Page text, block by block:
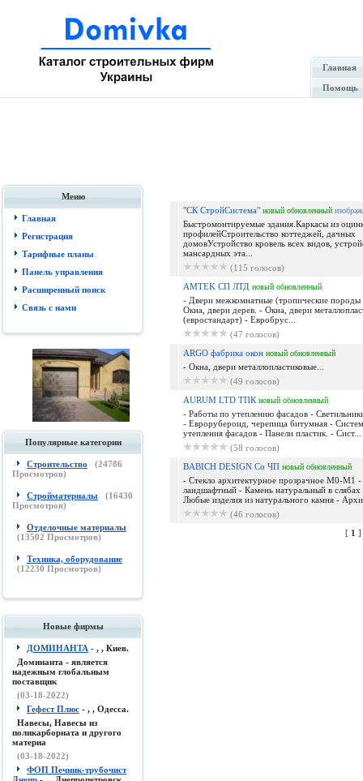
Главная
Помощь
Меню
Главная
Регистрация
Тарифные планы
Панель управления
Расширенный поиск
Связь с нами
Популярные категории
Строительство (24786
Просмотров)
Стройматериалы (16430
Просмотров)
Отделочные материалы
(13502 Просмотров)
Техника, оборудование
(12230 Просмотров)
Новые фирмы
ДОМИНАНТА - , , Киев.
Доминанта - является
надежным глобальным
поставщик
(03-18-2022)
Гефест Плюс - , , Одесса.
Навесы, Навесы из
поликарборната и другого
материа
(03-18-2022)
ФОП Печник-трубочист
"СК СтройСистема" новый обновленный
Быстромонтируемые здания.Каркасы из
профилейСтроительство коттеджей, дачных
домовУстройство кровель всех видов,
мансардных эта...
(115 голосов)
AMTEK СП ЛТД новый обновленный
- Двери межкомнатные (тропические породы
Окна, двери дерев. - Окна, двери
(евростандарт) - Евробрус...
(47 голосов)
ARGO фабрика окон новый обновленный
- Окна, двери металлопластиковые...
(49 голосов)
AURUM LTD ТПК новый обновленный
- Работы по утеплению фасадов -
- Еврорубероид, черепица битумная -
утепления фасадов - Панели пластик. - Сист...
(58 голосов)
BABICH DESIGN Co ЧП новый обновленный
- Стекло архитектурное прозрачное М0-М1 -
ландшафтный - Камень натуральный в слябах
Любые изделия из натурального камня -
(46 голосов)
[ 1 ]